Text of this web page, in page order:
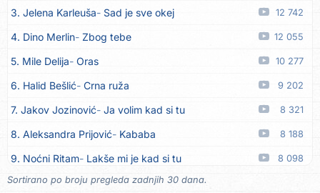
14. Zaim Imamović Kada moja mladost prođe 07.08
15. Azra Husarkić Do zadnje kapi 07.08
16. Dinacordi Luna Band 07.08
17. Pet za 5 Pozdravi mi Stubicu 07.08
18. Dinacordi Luna Band Anđeo moj 07.08
19. Vesna Kartuš Vrati se 07.08
20. Severina Pozovi me ti (Anksiozna) 06.08
21. Fidellio Summer Time
3. Jelena Karleuša Sad je sve okej 12 742
4. Dino Merlin Zbog tebe 12 055
5. Mile Delija Oras 10 277
6. Halid Bešlić Crna ruža 9 202
7. Jakov Jozinović Ja volim kad si tu 8 321
8. Aleksandra Prijović Kababa 8 188
9. Noćni Ritam Lakše mi je kad si tu 8 098
10. Halid Bešlić Ljiljani
Sortirano po broju pregleda zadnjih 30 dana.